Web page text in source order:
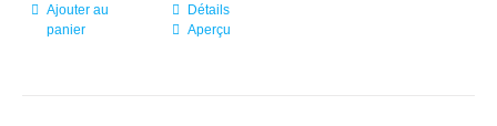
Ajouter au
panier
Détails
Aperçu